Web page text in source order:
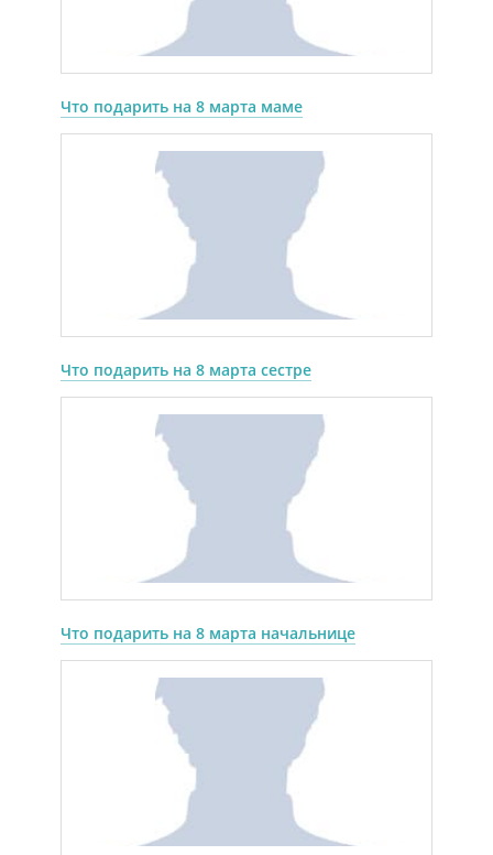
Что подарить на 8 марта маме
Что подарить на 8 марта сестре
Что подарить на 8 марта начальнице